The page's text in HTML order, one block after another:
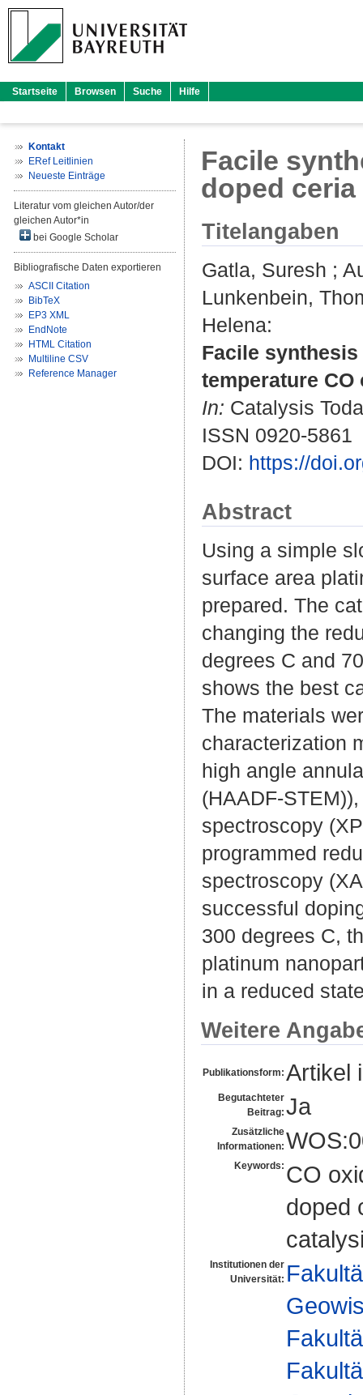
Startseite Browsen Suche Hilfe
Kontakt
ERef Leitlinien
Neueste Einträge
Literatur vom gleichen Autor/der
gleichen Autor*in
bei Google Scholar
Bibliografische Daten exportieren
ASCII Citation
BibTeX
EP3 XML
EndNote
HTML Citation
Multiline CSV
Reference Manager
Facile
doped
Titelangaben
Gatla, Suresh ;
Lunkenbein,
Helena:
Facile
temperature CO
In: Catalysis
ISSN 0920-5861
DOI: https://
Abstract
Using a simple
surface area
prepared. The
changing the
degrees C and
shows the best
The materials
characterization
high angle
(HAADF-
spectroscopy
programmed
spectroscopy
successful
300 degrees C,
platinum
in a reduced
Weitere
Publikationsform: Artikel
Begutachteter
Beitrag: Ja
Zusätzliche
Informationen:
Keywords: CO
doped
Institutionen der
Universität: